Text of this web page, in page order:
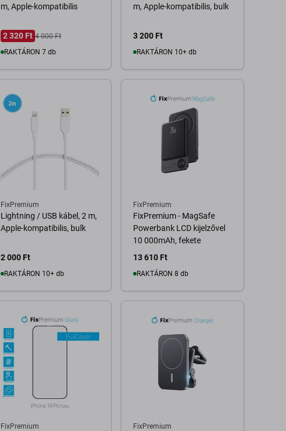
m, Apple-kompatibilis
2 320 Ft 4 000 Ft
RAKTÁRON 7 db
m, Apple-kompatibilis, bulk
3 200 Ft
RAKTÁRON 10+ db
FixPremium
Lightning / USB kábel, 2 m,
Apple-kompatibilis, bulk
2 000 Ft
RAKTÁRON 10+ db
FixPremium
FixPremium - MagSafe
Powerbank LCD kijelzővel
10 000mAh, fekete
13 610 Ft
RAKTÁRON 8 db
FixPremium FixPremium